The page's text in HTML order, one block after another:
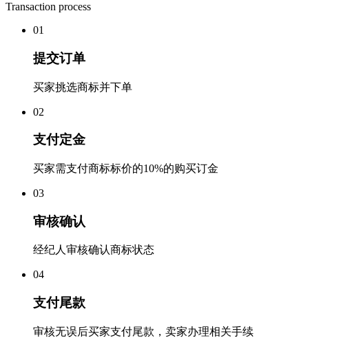
Transaction process
01
提交订单
买家挑选商标并下单
02
支付定金
买家需支付商标标价的10%的购买订金
03
审核确认
经纪人审核确认商标状态
04
支付尾款
审核无误后买家支付尾款，卖家办理相关手续